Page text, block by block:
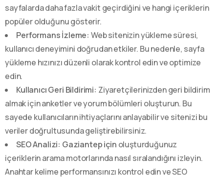
sayfalarda daha fazla vakit geçirdiğini ve hangi içeriklerin
popüler olduğunu gösterir.
Performans İzleme: Web sitenizin yükleme süresi,
kullanıcı deneyimini doğrudan etkiler. Bu nedenle, sayfa
yükleme hızınızı düzenli olarak kontrol edin ve optimize
edin.
Kullanıcı Geri Bildirimi: Ziyaretçilerinizden geri bildirim
almak için anketler ve yorum bölümleri oluşturun. Bu
sayede kullanıcıların ihtiyaçlarını anlayabilir ve sitenizi bu
veriler doğrultusunda geliştirebilirsiniz.
SEO Analizi: Gaziantep için oluşturduğunuz
içeriklerin arama motorlarında nasıl sıralandığını izleyin.
Anahtar kelime performansınızı kontrol edin ve SEO